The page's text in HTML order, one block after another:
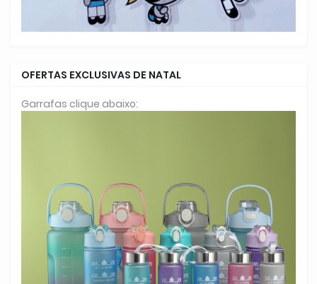
OFERTAS EXCLUSIVAS DE NATAL
Garrafas clique abaixo: